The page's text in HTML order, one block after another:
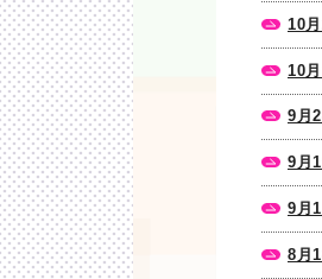
10
10
9月
9月
9月
8月